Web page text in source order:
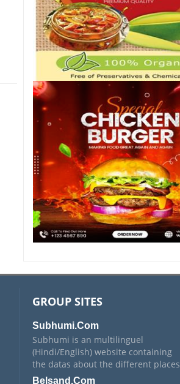
GROUP SITES
Subhumi.Com
Subhumi is an multilinguel
(Hindi/English) website containing
the datas about the different places
Belsand.Com